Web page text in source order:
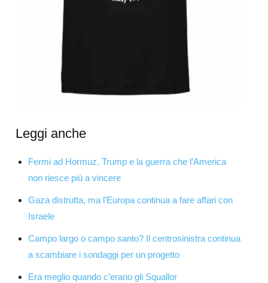
Leggi anche
Fermi ad Hormuz, Trump e la guerra che l’America
non riesce più a vincere
Gaza distrutta, ma l’Europa continua a fare affari con
Israele
Campo largo o campo santo? Il centrosinistra continua
a scambiare i sondaggi per un progetto
Era meglio quando c’erano gli Squallor